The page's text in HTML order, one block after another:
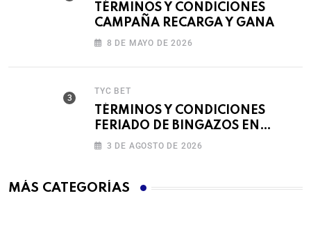
TÉRMINOS Y CONDICIONES
CAMPAÑA RECARGA Y GANA
8 DE MAYO DE 2026
TYC BET
TÉRMINOS Y CONDICIONES
FERIADO DE BINGAZOS EN
BET593
3 DE AGOSTO DE 2026
MÁS CATEGORÍAS